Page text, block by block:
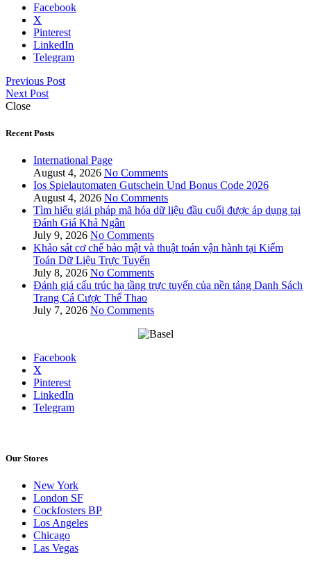
Facebook
X
Pinterest
LinkedIn
Telegram
Previous Post
Next Post
Close
Recent Posts
International Page
August 4, 2026 No Comments
Ios Spielautomaten Gutschein Und Bonus Code 2026
August 4, 2026 No Comments
Tìm hiểu giải pháp mã hóa dữ liệu đầu cuối được áp dụng tại
Đánh Giá Khả Ngân
July 9, 2026 No Comments
Khảo sát cơ chế bảo mật và thuật toán vận hành tại Kiểm
Toán Dữ Liệu Trực Tuyến
July 8, 2026 No Comments
Đánh giá cấu trúc hạ tầng trực tuyến của nền tảng Danh Sách
Trang Cá Cược Thể Thao
July 7, 2026 No Comments
Facebook
X
Pinterest
LinkedIn
Telegram
Our Stores
New York
London SF
Cockfosters BP
Los Angeles
Chicago
Las Vegas